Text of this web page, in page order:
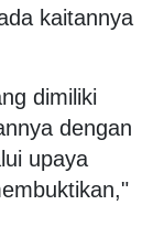
kaitannya
dimiliki
dengan
upaya